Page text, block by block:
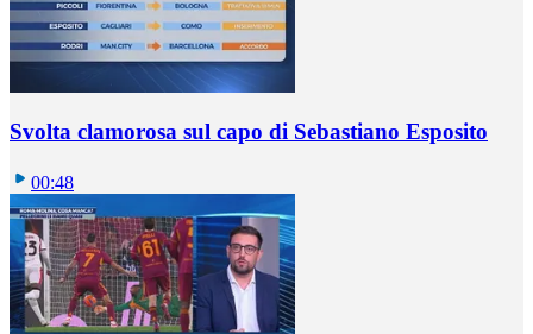
Svolta clamorosa sul capo di Sebastiano Esposito
00:48